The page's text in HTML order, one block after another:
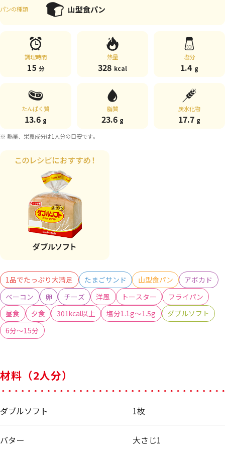
パンの種類 山型食パン
調理時間
15 分
熱量
328 kcal
塩分
1.4 g
たんぱく質
13.6 g
脂質
23.6 g
炭水化物
17.7 g
※ 熱量、栄養成分は1人分の目安です。
1品でたっぷり大満足 たまごサンド 山型食パン
アボカド
ベーコン
卵 チーズ 洋風 トースター
フライパン
昼食
夕食 301kcal以上 塩分1.1g～1.5g
ダブルソフト
6分～15分
材料（2人分）
ダブルソフト 1枚
バター 大さじ1